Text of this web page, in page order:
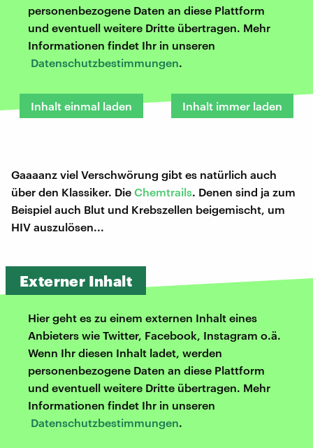
personenbezogene Daten an diese Plattform
und eventuell weitere Dritte übertragen. Mehr
Informationen findet Ihr in unseren
Datenschutzbestimmungen.
Inhalt einmal laden Inhalt immer laden
Gaaaanz viel Verschwörung gibt es natürlich auch
über den Klassiker. Die Chemtrails. Denen sind ja zum
Beispiel auch Blut und Krebszellen beigemischt, um
HIV auszulösen...
Externer Inhalt
Hier geht es zu einem externen Inhalt eines
Anbieters wie Twitter, Facebook, Instagram o.ä.
Wenn Ihr diesen Inhalt ladet, werden
personenbezogene Daten an diese Plattform
und eventuell weitere Dritte übertragen. Mehr
Informationen findet Ihr in unseren
Datenschutzbestimmungen.